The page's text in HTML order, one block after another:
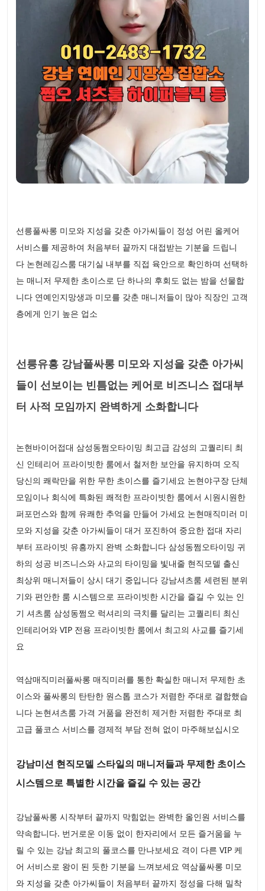
선릉풀싸롱 미모와 지성을 갖춘 아가씨들이 정성 어린 올케어
서비스를 제공하여 처음부터 끝까지 대접받는 기분을 드립니
다 논현레깅스룸 대기실 내부를 직접 육안으로 확인하며 선택하
는 매니저 무제한 초이스로 단 하나의 후회도 없는 밤을 선물합
니다 연예인지망생과 미모를 갖춘 매니저들이 많아 직장인 고객
층에게 인기 높은 업소
선릉유흥 강남풀싸롱 미모와 지성을 갖춘 아가씨
들이 선보이는 빈틈없는 케어로 비즈니스 접대부
터 사적 모임까지 완벽하게 소화합니다
논현바이어접대 삼성동쩜오타이밍 최고급 감성의 고퀄리티 최
신 인테리어 프라이빗한 룸에서 철저한 보안을 유지하며 오직
당신의 쾌락만을 위한 무한 초이스를 즐기세요 논현야구장 단체
모임이나 회식에 특화된 쾌적한 프라이빗한 룸에서 시원시원한
퍼포먼스와 함께 유쾌한 추억을 만들어 가세요 논현매직미러 미
모와 지성을 갖춘 아가씨들이 대거 포진하여 중요한 접대 자리
부터 프라이빗 유흥까지 완벽 소화합니다 삼성동쩜오타이밍 귀
하의 성공 비즈니스와 사교의 타이밍을 빛내줄 현직모델 출신
최상위 매니저들이 상시 대기 중입니다 강남셔츠룸 세련된 분위
기와 편안한 룸 시스템으로 프라이빗한 시간을 즐길 수 있는 인
기 셔츠룸 삼성동쩜오 럭셔리의 극치를 달리는 고퀄리티 최신
인테리어와 VIP 전용 프라이빗한 룸에서 최고의 사교를 즐기세
요
역삼매직미러풀싸롱 매직미러를 통한 확실한 매니저 무제한 초
이스와 풀싸롱의 탄탄한 원스톱 코스가 저렴한 주대로 결합했습
니다 논현셔츠룸 가격 거품을 완전히 제거한 저렴한 주대로 최
고급 풀코스 서비스를 경제적 부담 전혀 없이 마주해보십시오
강남미션 현직모델 스타일의 매니저들과 무제한 초이스
시스템으로 특별한 시간을 즐길 수 있는 공간
강남풀싸롱 시작부터 끝까지 막힘없는 완벽한 올인원 서비스를
약속합니다. 번거로운 이동 없이 한자리에서 모든 즐거움을 누
릴 수 있는 강남 최고의 풀코스를 만나보세요 격이 다른 VIP 케
어 서비스로 왕이 된 듯한 기분을 느껴보세요 역삼풀싸롱 미모
와 지성을 갖춘 아가씨들이 처음부터 끝까지 정성을 다해 밀착